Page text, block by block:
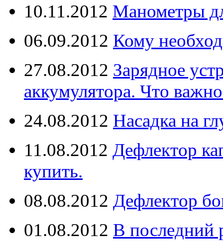
10.11.2012 Манометры
06.09.2012 Кому
27.08.2012 Зарядное
аккумулятора. Что
24.08.2012 Насадка на
11.08.2012 Дефлектор
купить.
08.08.2012 Дефлектор
01.08.2012 В последний